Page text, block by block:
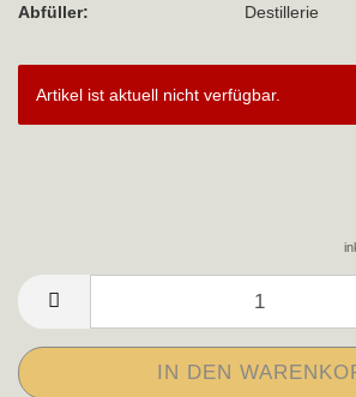
Abfüller:
Destillerie
Artikel ist aktuell nicht verfügbar.